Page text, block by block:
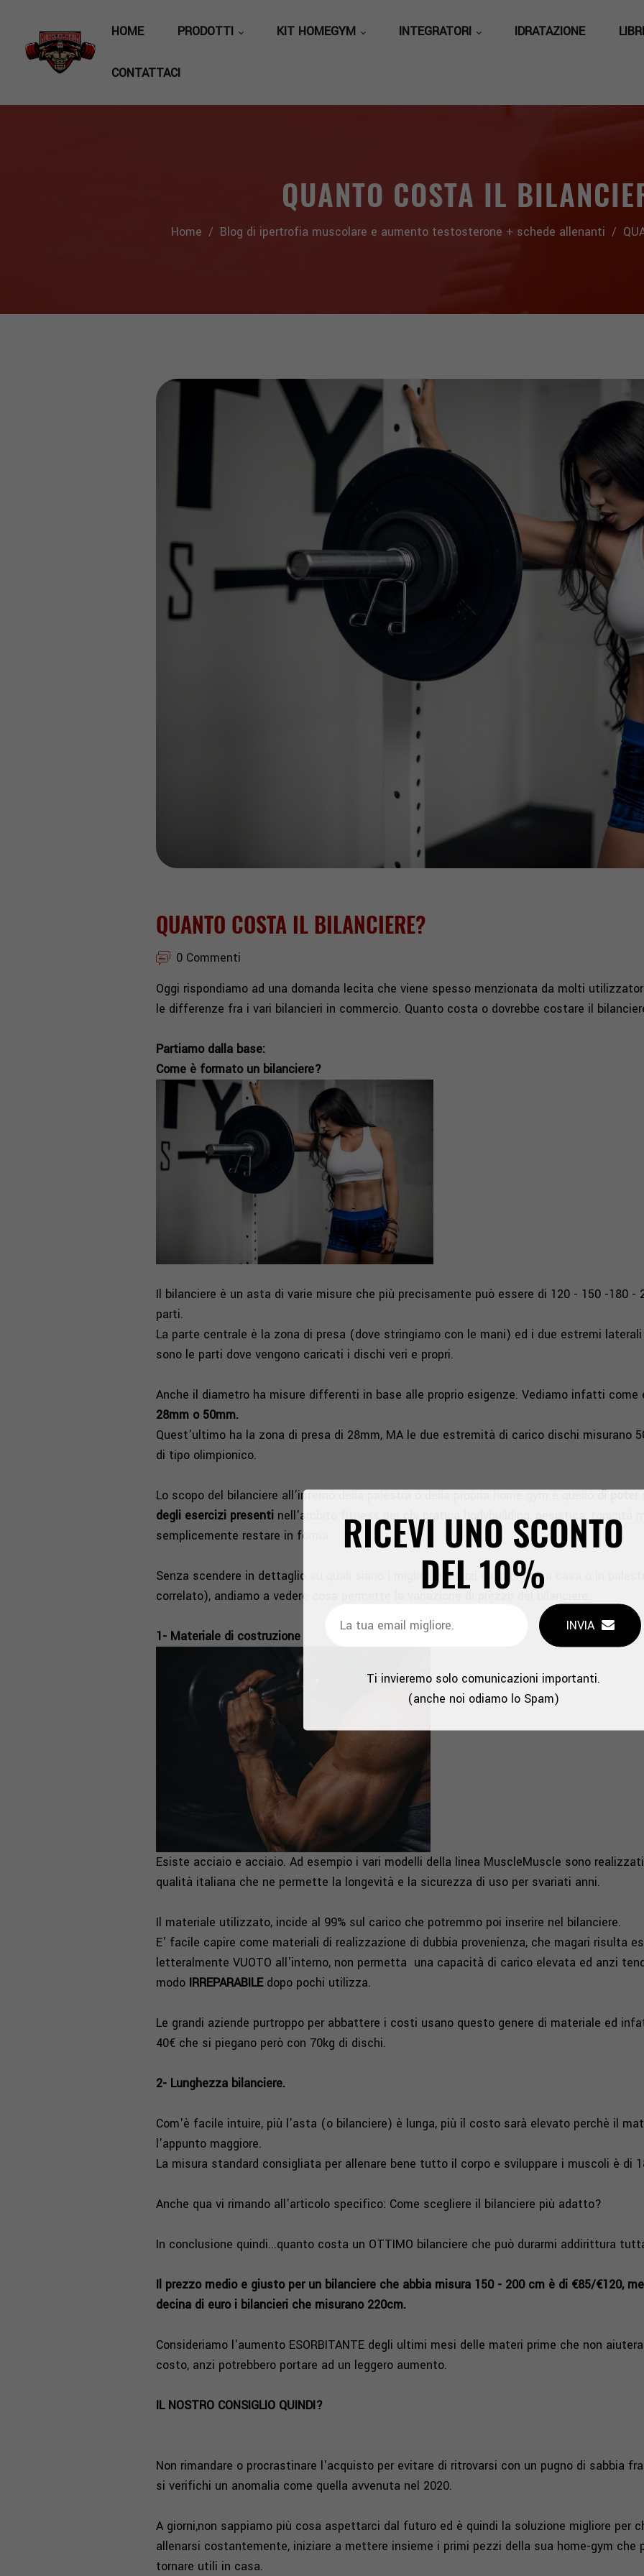
HOME PRODOTTI KIT HOMEGYM INTEGRATORI IDRATAZIONE
CONTATTACI
QUANTO COSTA IL
Home / Blog di ipertrofia muscolare e aumento testosterone + schede allenanti /
QUANTO COSTA IL BILANCIERE?
0 Commenti
Oggi rispondiamo ad una domanda lecita che viene spesso menzionata da molti
le differenze fra i vari bilancieri in commercio. Quanto costa o dovrebbe costare il
Partiamo dalla base:
Come è formato un bilanciere?
Il bilanciere è un asta di varie misure che più precisamente può essere di 120 - 150 -180
parti.
La parte centrale è la zona di presa (dove stringiamo con le mani) ed i due estremi
sono le parti dove vengono caricati i dischi veri e propri.
Anche il diametro ha misure differenti in base alle proprio esigenze. Vediamo infatti come
28mm o 50mm.
Quest'ultimo ha la zona di presa di 28mm, MA le due estremità di carico dischi misurano
di tipo olimpionico.
Lo scopo del bilanciere all'interno della palestra o della propria home gym è quellodi poter
degli esercizi presenti nell'ambito fitness per chi pratica bodybuilding, pesistica, tonicità
semplicemente restare in forma.
Senza scendere in dettaglio su quali siano i migliori esercizi da svolgere a casa o in
correlato), andiamo a vedere cosa permette la variazione di prezzo del bilanciere.
1- Materiale di costruzione
Esiste acciaio e acciaio. Ad esempio i vari modelli della linea MuscleMuscle sono
qualità italiana che ne permette la longevità e la sicurezza di uso per svariati anni.
Il materiale utilizzato, incide al 99% sul carico che potremmo poi inserire nel bilanciere.
E' facile capire come materiali di realizzazione di dubbia provenienza, che magari risulta
letteralmente VUOTO all'interno, non permetta una capacità di carico elevata ed anzi
modo IRREPARABILEdopo pochi utilizza.
Le grandi aziende purtroppo per abbattere i costi usano questo genere di materiale ed
40€ che si piegano però con 70kg di dischi.
2- Lunghezza bilanciere.
Com'è facile intuire, più l'asta (o bilanciere) è lunga, più il costo sarà elevato perchè il
l'appunto maggiore.
La misura standard consigliata per allenare bene tutto il corpo e sviluppare i muscoli è di
Anche qua vi rimando all'articolo specifico: Come scegliere il bilanciere più adatto?
In conclusione quindi...quanto costa un OTTIMO bilanciere che può durarmi addirittura
Il prezzo medio e giusto per un bilanciere che abbia misura 150 - 200 cm è di €85/€120,
decina di euro i bilancieri che misurano 220cm.
Consideriamo l'aumento ESORBITANTE degli ultimi mesi delle materi prime che non
costo, anzi potrebbero portare ad un leggero aumento.
IL NOSTRO CONSIGLIO QUINDI?
Non rimandare o procrastinare l'acquisto per evitare di ritrovarsi con un pugno di sabbia
si verifichi un anomalia come quella avvenuta nel 2020.
A giorni,non sappiamo più cosa aspettarci dal futuro ed è quindi la soluzione migliore per
allenarsi costantemente, iniziare a mettere insieme i primi pezzi della sua home-gym che
tornare utili in casa.
RICEVI UNO SCONTO
DEL10%
INVIA
Ti invieremo solo comunicazioni importanti.
(anche noi odiamo lo Spam)